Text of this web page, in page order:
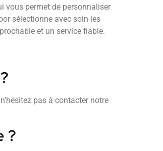
vous permet de personnaliser
sélectionne avec soin les
et un service fiable.
pas à contacter notre
?